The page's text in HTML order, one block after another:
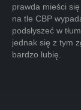
prawda mieści
na tle CBP
podsłyszeć w
jednak się z tym
bardzo lubię.